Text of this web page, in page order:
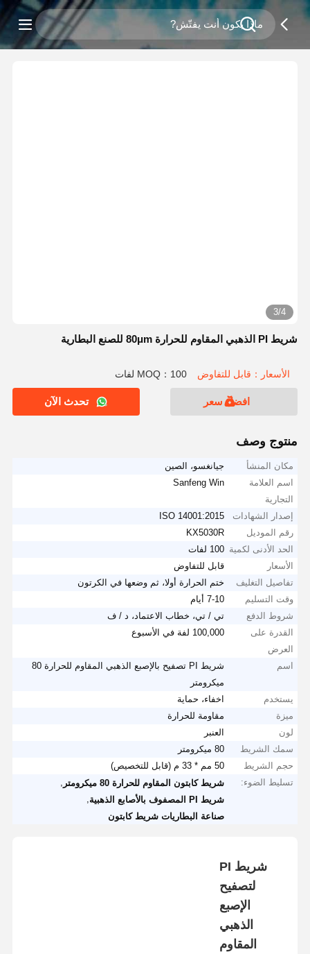
3/4
شريط PI الذهبي المقاوم للحرارة 80μm للصنع البطارية
الأسعار：قابل للتفاوض MOQ：100 لفات
افضل سعر تحدث الآن
منتوج وصف
مكان المنشأ
جيانغسو، الصين
اسم العلامة
التجارية
Sanfeng Win
إصدار الشهادات
ISO 14001:2015
رقم الموديل
KX5030R
الحد الأدنى لكمية 100 لفات
الأسعار
قابل للتفاوض
تفاصيل التغليف
ختم الحرارة أولا، ثم وضعها في الكرتون
وقت التسليم
7-10 أيام
شروط الدفع
تي / تي، خطاب الاعتماد، د / ف
القدرة على
العرض
100,000 لفة في الأسبوع
اسم
شريط PI تصفيح بالإصبع الذهبي المقاوم للحرارة 80
ميكرومتر
يستخدم
اخفاء، حماية
ميزة
مقاومة للحرارة
لون
العنبر
سمك الشريط
80 ميكرومتر
حجم الشريط
50 مم * 33 م (قابل للتخصيص)
تسليط الضوء:
شريط كابتون المقاوم للحرارة 80 ميكرومتر
شريط PI المصفوف بالأصابع الذهبية
صناعة البطاريات شريط كابتون
شريط PI
لتصفيح
الإصبع
الذهبي
المقاوم